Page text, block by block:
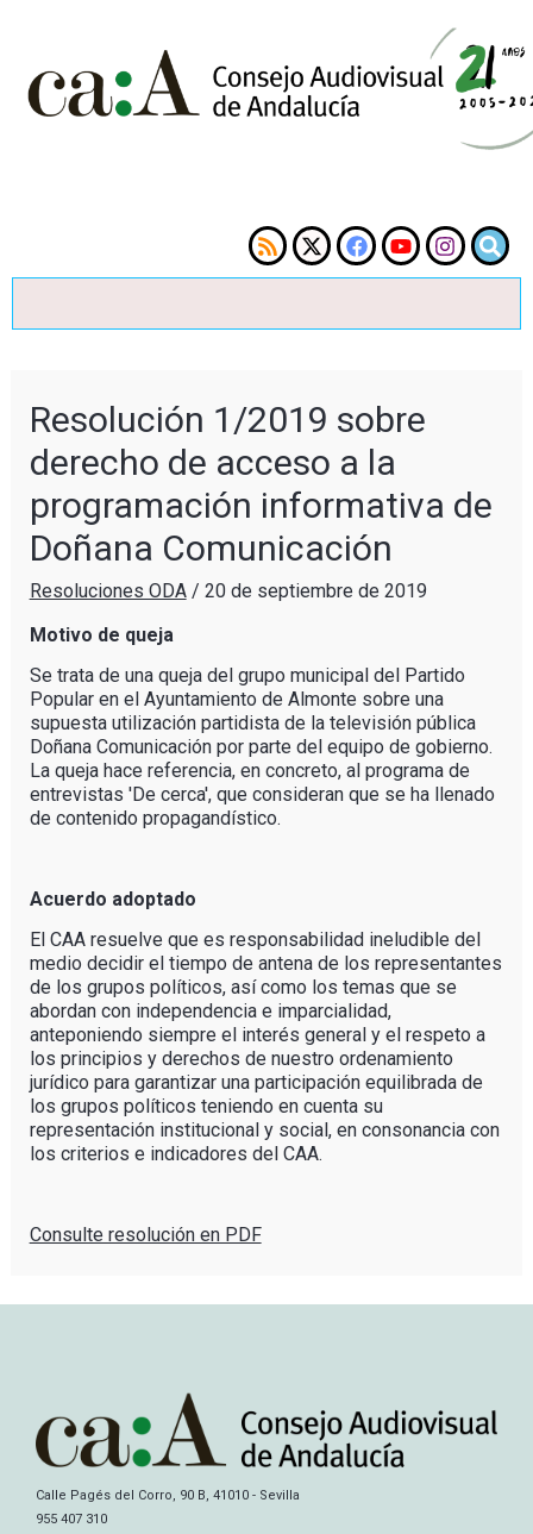
Resolución 1/2019 sobre
derecho de acceso a la
programación informativa de
Doñana Comunicación
Resoluciones ODA/ 20 de septiembre de 2019
Motivo de queja
Se trata de una queja del grupo municipal del Partido
Popular en el Ayuntamiento de Almonte sobre una
supuesta utilización partidista de la televisión pública
Doñana Comunicación por parte del equipo de gobierno.
La queja hace referencia, en concreto, al programa de
entrevistas 'De cerca', que consideran que se ha llenado
de contenido propagandístico.
Acuerdo adoptado
El CAA resuelve que es responsabilidad ineludible del
medio decidir el tiempo de antena de los representantes
de los grupos políticos, así como los temas que se
abordan con independencia e imparcialidad,
anteponiendo siempre el interés general y el respeto a
los principios y derechos de nuestro ordenamiento
jurídico para garantizar una participación equilibrada de
los grupos políticos teniendo en cuenta su
representación institucional y social, en consonancia con
los criterios e indicadores del CAA.
Consulte resolución en PDF
Calle Pagés del Corro, 90 B, 41010 - Sevilla
955 407 310